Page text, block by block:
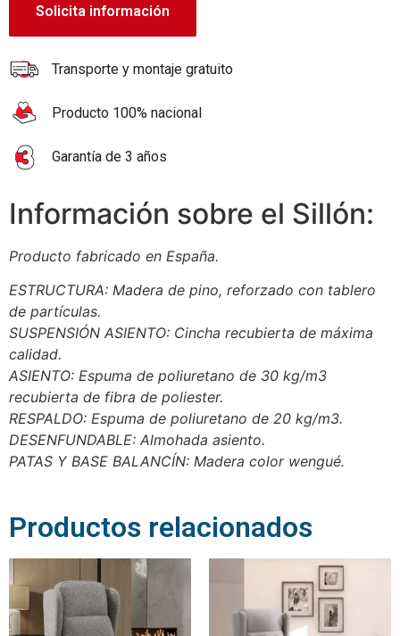
Solicita información
Transporte y montaje gratuito
Producto 100% nacional
Garantía de 3 años
Información sobre el Sillón:
Producto fabricado en España.
ESTRUCTURA: Madera de pino, reforzado con tablero
de partículas.
SUSPENSIÓN ASIENTO: Cincha recubierta de máxima
calidad.
ASIENTO: Espuma de poliuretano de 30 kg/m3
recubierta de fibra de poliester.
RESPALDO: Espuma de poliuretano de 20 kg/m3.
DESENFUNDABLE: Almohada asiento.
PATAS Y BASE BALANCÍN: Madera color wengué.
Productos relacionados